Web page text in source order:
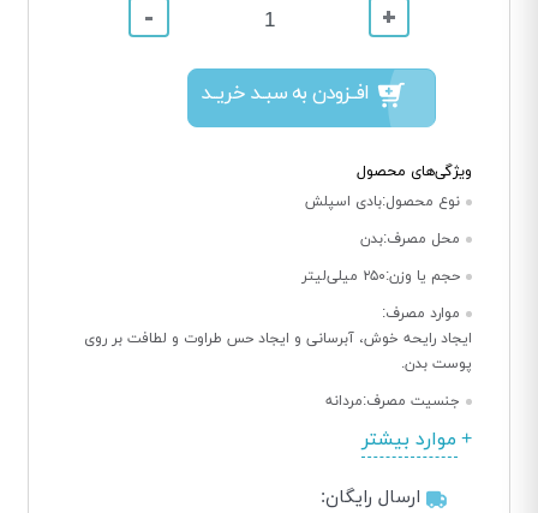
+
-
افــزودن به سبــد خریــد
ویژگی‌های محصول
نوع محصول:بادی اسپلش
محل مصرف:بدن
حجم یا وزن:۲۵۰ میلی‌لیتر
موارد مصرف:
ایجاد رایحه خوش، آبرسانی و ایجاد حس طراوت و لطافت بر روی
پوست بدن.
جنسیت مصرف:مردانه
موارد بیشتر
ارسال رایگان: